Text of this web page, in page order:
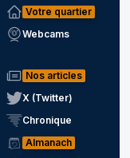
Votre quartier
Webcams
Nos articles
X (Twitter)
Chronique
Almanach